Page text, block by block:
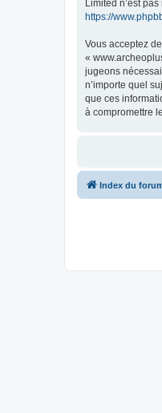
Limited n’est
https://
Vous acceptez
«
jugeons
n’importe quel
que ces
à compromettre
Index du